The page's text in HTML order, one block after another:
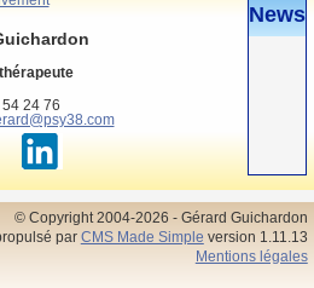
24 76
News
© Copyright 2004-2026 - Gérard Guichardon
par CMS Made Simple version 1.11.13
Mentions légales